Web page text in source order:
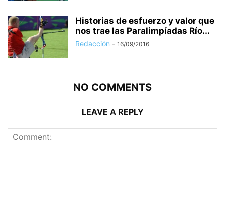
Historias de esfuerzo y valor que
nos trae las Paralimpíadas Río...
Redacción - 16/09/2016
NO COMMENTS
LEAVE A REPLY